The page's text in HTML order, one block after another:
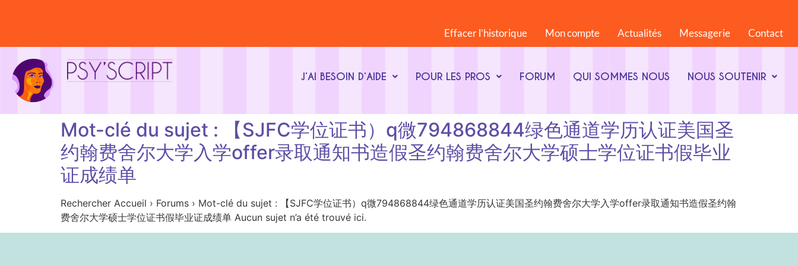
Effacer l’historique Mon compte Actualités Messagerie Contact
J’AI BESOIN D’AIDE POUR LES PROS FORUM QUI SOMMES NOUS NOUS SOUTENIR
Mot-clé du sujet : 【SJFC学位证书）q微794868844绿色通道学历认证美国圣
约翰费舍尔大学入学offer录取通知书造假圣约翰费舍尔大学硕士学位证书假毕业
证成绩单
Rechercher Accueil › Forums › Mot-clé du sujet : 【SJFC学位证书）q微794868844绿色通道学历认证美国圣约翰费舍尔大学入学offer录取通知书造假圣约翰
费舍尔大学硕士学位证书假毕业证成绩单 Aucun sujet n’a été trouvé ici.